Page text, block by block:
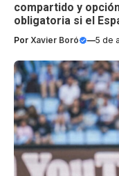
compartido y
obligatoria si el
Por Xavier Boró —5 de